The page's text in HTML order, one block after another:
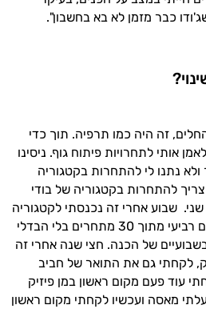
כבר מזמן לא בא בחשבון".
זה היה כמו תרפיה. תוך כדי
אותי לתחרויות פיתוח גוף. ניסינו
נתנו לי להתחרות בקטגוריה
צריך להתחרות בקטגוריה של בודי
מקום שני. שבוע אחרי זה נכנסתי לקטגוריה
של מן פיזיק ולקחתי שם מקום רביעי מתוך 30 מתחרים בלי הבדלי
של הכנה. חצי שנה אחרי זה
לקחתי גם את התואר של חביב
עוד פעם מקום ראשון במן פיזיק
מאסה ועכשיו לקחתי מקום ראשון